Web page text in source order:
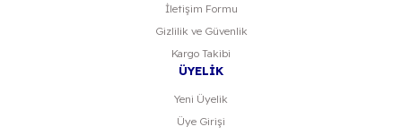
İletişim Formu
Gizlilik ve Güvenlik
Kargo Takibi
ÜYELİK
Yeni Üyelik
Üye Girişi